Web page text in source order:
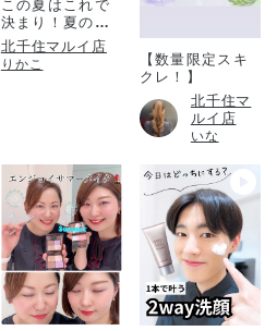
この夏はこれで
決まり！夏のコ
フレ！
北千住マルイ店
りかこ
【数量限定スキ
クレ！】
北千住マ
ルイ店
いな